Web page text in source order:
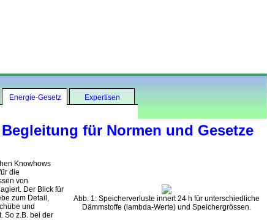
Energie-Gesetz Expertisen
für Normen und Gesetze
Knowhows
die
von
Der Blick für
zum Detail,
und
So z.B. bei der
Abb. 1: Speicherverluste innert 24 h für unterschiedliche
Dämmstoffe (lambda-Werte) und Speichergrössen.